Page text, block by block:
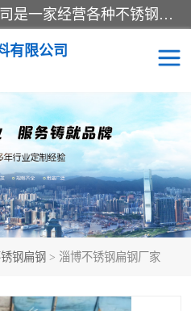
山东华钰金属材料有限公司是一家经营各种不锈钢管材、板材、圆钢、法兰、封头、型材等产品的公司；主营产品有：不锈钢管，激光切割，管件标准件，不锈钢圆钢，不锈钢人孔，不锈钢亮管，不锈钢角钢，不锈钢加工，不锈钢管子，不锈钢工业方管，不锈钢封头，不锈钢法兰，不锈钢阀门，不锈钢槽钢，不锈钢扁钢，不锈钢板等；可为客户制作各种规格的型材及不锈钢配件、非标准件及各种容器具等，能满足客户的不同采购要求。
有限公司
钢扁钢 > 淄博不锈钢扁钢厂家
激光切割
不锈钢圆钢
不锈钢亮管
不锈钢加工
不锈钢工业方管